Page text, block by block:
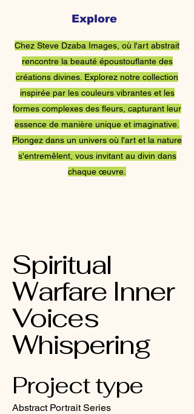
Images de Steve
Dzaba
Chez Steve Dzaba Images, où l'art abstrait
rencontre la beauté époustouflante des
créations divines. Explorez notre collection
inspirée par les couleurs vibrantes et les
formes complexes des fleurs, capturant leur
essence de manière unique et imaginative.
Plongez dans un univers où l'art et la nature
s'entremêlent, vous invitant au divin dans
chaque œuvre.
Explore
Spiritual
Warfare Inner
Voices
Whispering
Project type
Abstract Portrait Series